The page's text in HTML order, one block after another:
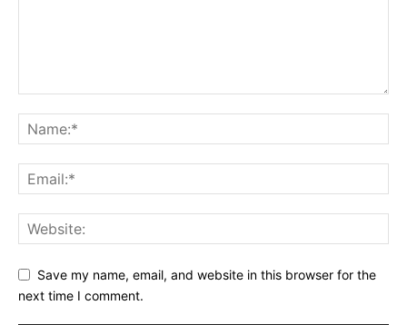
Save my name, email, and website in this browser for the
next time I comment.